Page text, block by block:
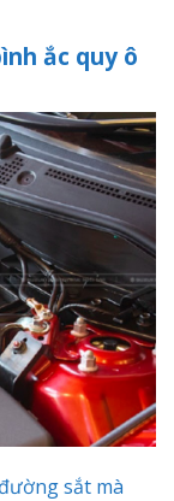
ắc quy ô
sắt mà